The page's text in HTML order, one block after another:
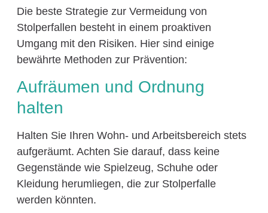
Die beste Strategie zur Vermeidung von
Stolperfallen besteht in einem proaktiven
Umgang mit den Risiken. Hier sind einige
bewährte Methoden zur Prävention:
Aufräumen und Ordnung
halten
Halten Sie Ihren Wohn- und Arbeitsbereich stets
aufgeräumt. Achten Sie darauf, dass keine
Gegenstände wie Spielzeug, Schuhe oder
Kleidung herumliegen, die zur Stolperfalle
werden könnten.